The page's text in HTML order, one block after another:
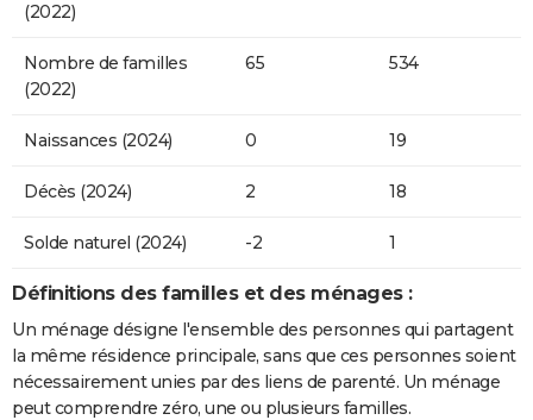
(2022)
Nombre de familles
(2022)
65 534
Naissances (2024) 0 19
Décès (2024) 2 18
Solde naturel (2024) -2 1
Définitions des familles et des ménages :
Un ménage désigne l'ensemble des personnes qui partagent
la même résidence principale, sans que ces personnes soient
nécessairement unies par des liens de parenté. Un ménage
peut comprendre zéro, une ou plusieurs familles.